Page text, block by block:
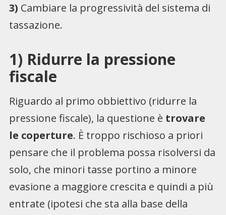
3) Cambiare la progressività del sistema di
tassazione.
1) Ridurre la pressione
fiscale
Riguardo al primo obbiettivo (ridurre la
pressione fiscale), la questione è trovare
le coperture. È troppo rischioso a priori
pensare che il problema possa risolversi da
solo, che minori tasse portino a minore
evasione a maggiore crescita e quindi a più
entrate (ipotesi che sta alla base della